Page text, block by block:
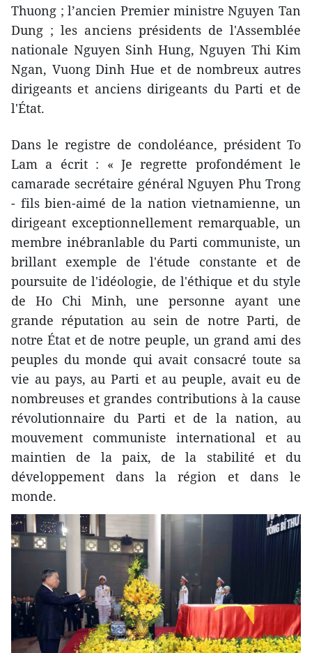
Thuong ; l’ancien Premier ministre Nguyen Tan
Dung ; les anciens présidents de l'Assemblée
nationale Nguyen Sinh Hung, Nguyen Thi Kim
Ngan, Vuong Dinh Hue et de nombreux autres
dirigeants et anciens dirigeants du Parti et de
l'État.
Dans le registre de condoléance, président To
Lam a écrit : « Je regrette profondément le
camarade secrétaire général Nguyen Phu Trong
- fils bien-aimé de la nation vietnamienne, un
dirigeant exceptionnellement remarquable, un
membre inébranlable du Parti communiste, un
brillant exemple de l'étude constante et de
poursuite de l'idéologie, de l'éthique et du style
de Ho Chi Minh, une personne ayant une
grande réputation au sein de notre Parti, de
notre État et de notre peuple, un grand ami des
peuples du monde qui avait consacré toute sa
vie au pays, au Parti et au peuple, avait eu de
nombreuses et grandes contributions à la cause
révolutionnaire du Parti et de la nation, au
mouvement communiste international et au
maintien de la paix, de la stabilité et du
développement dans la région et dans le
monde.